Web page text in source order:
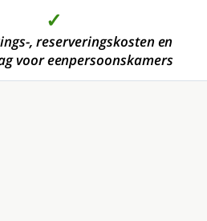
✓
hotelkamers, in de mooiste
✓
, reserveringskosten en
voor eenpersoonskamers
✓
kwaliteit tegen de
voordeligste prijs
✓
is niet
verplicht